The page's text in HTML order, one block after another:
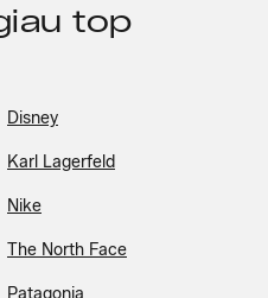
top
Disney
Karl Lagerfeld
Nike
The North Face
Patagonia